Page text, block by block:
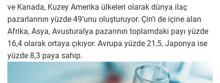
ve Kanada, Kuzey Amerika ülkeleri olarak dünya ilaç
pazarlarının yüzde 49’unu oluşturuyor. Çin’i de içine alan
Afrika, Asya, Avusturalya pazarının toplamdaki payı yüzde
16,4 olarak ortaya çıkıyor. Avrupa yüzde 21,5, Japonya ise
yüzde 8,3 paya sahip.